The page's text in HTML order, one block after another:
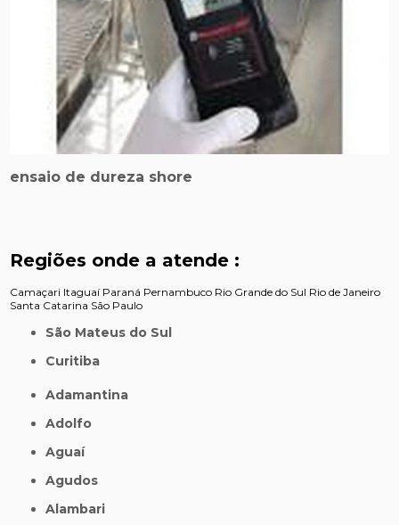
ensaio de dureza shore
Regiões onde a atende :
Camaçari Itaguaí Paraná Pernambuco Rio Grande do Sul Rio de Janeiro
Santa Catarina São Paulo
São Mateus do Sul
Curitiba
Adamantina
Adolfo
Aguaí
Agudos
Alambari